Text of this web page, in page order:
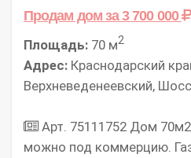
Продам домза 3 700 000
Площадь: 70 м2
Адрес: Краснодарский
Верхневеденеевский,
Арт. 75111752 Дом
можно под коммерцию.